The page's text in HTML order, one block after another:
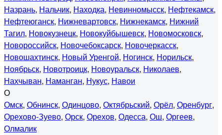
Назрань, Нальчик, Находка, Невинномысск, Нефтекамск,
Нефтеюганск, Нижневартовск, Нижнекамск, Нижний
Тагил, Новокузнецк, Новокуйбышевск, Новомосковск,
Новороссийск, Новочебоксарск, Новочеркасск,
Новошахтинск, Новый Уренгой, Ногинск, Норильск,
Ноябрьск, Новотроицк, Новоуральск, Николаев,
Нахчыван, Наманган, Нукус, Навои
О
Омск, Обнинск, Одинцово, Октябрьский, Орёл, Оренбург,
Орехово-Зуево, Орск, Орехов, Одесса, Ош, Оргеев,
Олмалик